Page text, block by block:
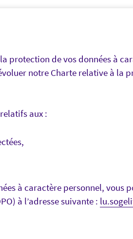
protection de vos données à
notre Charte relative à la
aux :
à caractère personnel, vous
à l’adresse suivante :